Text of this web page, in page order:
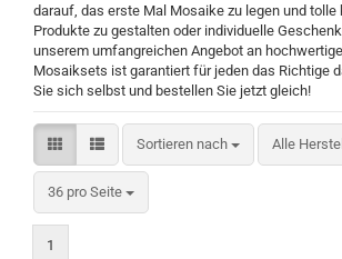
darauf, das erste Mal Mosaike zu legen und
Produkte zu gestalten oder individuelle
unserem umfangreichen Angebot an
Mosaiksets ist garantiert für jeden das Richtige
Sie sich selbst und bestellen Sie jetzt gleich!
Sortieren nach
Sortieren nach Alle
36 pro Seite
pro Seite
1